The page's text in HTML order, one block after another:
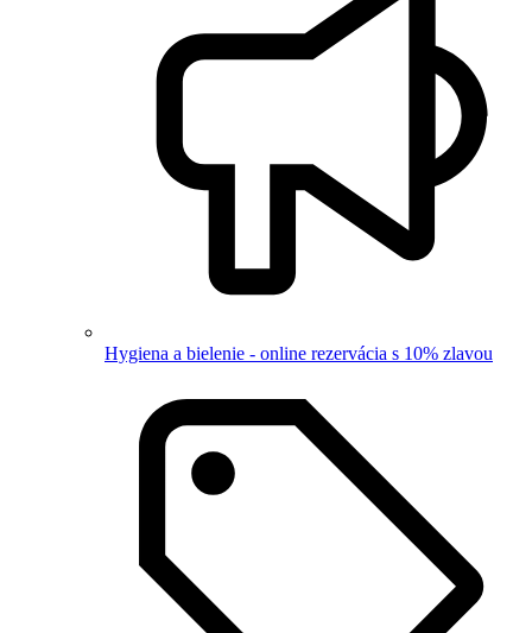
Hygiena a bielenie - online rezervácia s 10% zlavou